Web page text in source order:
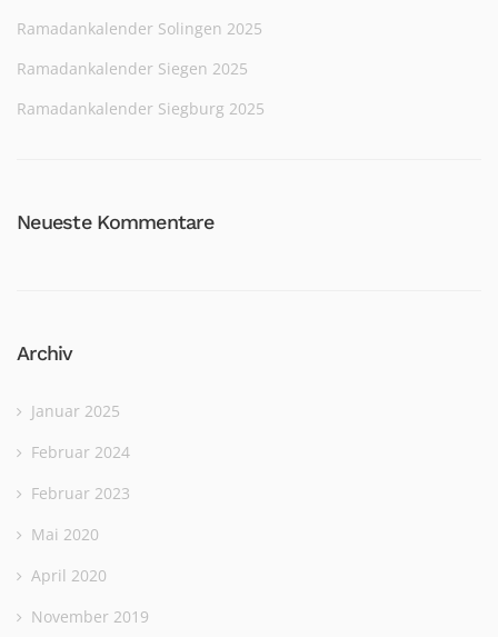
Ramadankalender Solingen 2025
Ramadankalender Siegen 2025
Ramadankalender Siegburg 2025
Neueste Kommentare
Archiv
Januar 2025
Februar 2024
Februar 2023
Mai 2020
April 2020
November 2019